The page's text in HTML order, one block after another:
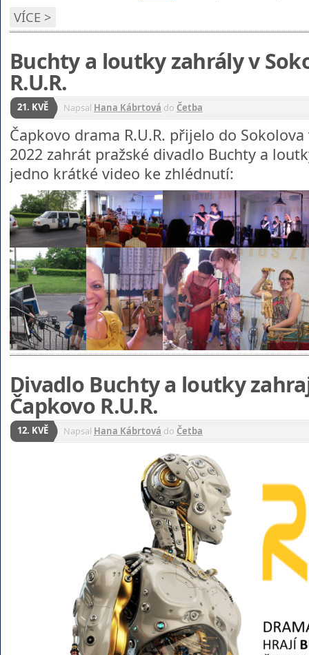
VÍCE >
Buchty a loutky zahrály v
R.U.R.
21. KVĚ Napsal Hana Kábrtová do Četba
Čapkovo drama R.U.R. přijelo do
2022 zahrát pražské divadlo Buchty a
jedno krátké video ke zhlédnutí:
Divadlo Buchty a loutky
Čapkovo R.U.R.
12. KVĚ Napsal Hana Kábrtová do Četba